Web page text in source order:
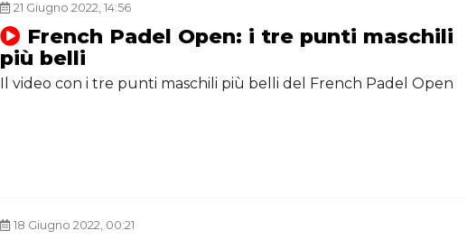
21 Giugno 2022, 14:56
French Padel Open: i tre punti maschili
più belli
Il video con i tre punti maschili più belli del French Padel Open
18 Giugno 2022, 00:21